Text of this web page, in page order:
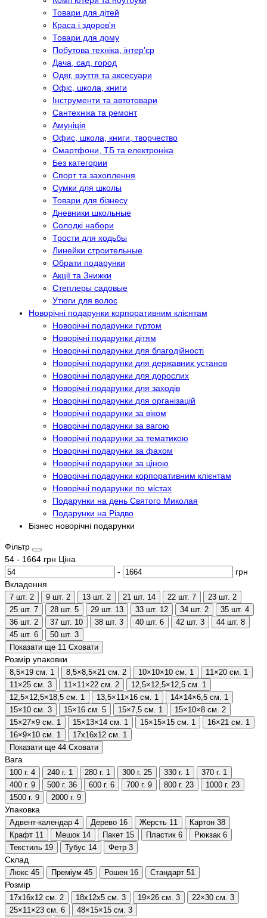
Товари для дітей
Краса і здоров'я
Товари для дому
Побутова техніка, інтер'єр
Дача, сад, город
Одяг, взуття та аксесуари
Офіс, школа, книги
Інструменти та автотовари
Сантехніка та ремонт
Амуніція
Офис, школа, книги, творчество
Смартфони, ТБ та електроніка
Без категории
Спорт та захоплення
Сумки для школы
Товари для бізнесу
Дневники школьные
Солодкі набори
Трости для ходьбы
Линейки строительные
Обрати подарунки
Акції та Знижки
Степлеры садовые
Утюги для волос
Новорічні подарунки корпоративним клієнтам
Новорічні подарунки гуртом
Новорічні подарунки дітям
Новорічні подарунки для благодійності
Новорічні подарунки для державних установ
Новорічні подарунки для дорослих
Новорічні подарунки для заходів
Новорічні подарунки для організацій
Новорічні подарунки за віком
Новорічні подарунки за вагою
Новорічні подарунки за тематикою
Новорічні подарунки за фахом
Новорічні подарунки за ціною
Новорічні подарунки корпоративним клієнтам
Новорічні подарунки по містах
Подарунки на день Святого Миколая
Подарунки на Різдво
Бізнес новорічні подарунки
Фільтр
54 - 1664 грн Ціна
-
грн
Вкладення
7 шт. 2 9 шт. 2 13 шт. 2 21 шт. 14 22 шт. 7 23 шт. 2
25 шт. 7 28 шт. 5 29 шт. 13 33 шт. 12 34 шт. 2 35 шт. 4
36 шт. 2 37 шт. 10 38 шт. 3 40 шт. 6 42 шт. 3 44 шт. 8
45 шт. 6 50 шт. 3
Показати ще 11 Сховати
Розмір упаковки
8,5×19 см. 1 8,5×8,5×21 см. 2 10×10×10 см. 1 11×20 см. 1
11×25 см. 3 11×11×22 см. 2 12,5×12,5×12,5 см. 1
12,5×12,5×18,5 см. 1 13,5×11×16 см. 1 14×14×6,5 см. 1
15×10 см. 3 15×16 см. 5 15×7,5 см. 1 15×10×8 см. 2
15×27×9 см. 1 15×13×14 см. 1 15×15×15 см. 1 16×21 см. 1
16×9×10 см. 1 17х16х12 см. 1
Показати ще 44 Сховати
Вага
100 г. 4 240 г. 1 280 г. 1 300 г. 25 330 г. 1 370 г. 1
400 г. 9 500 г. 36 600 г. 6 700 г. 9 800 г. 23 1000 г. 23
1500 г. 9 2000 г. 9
Упаковка
Адвент-календар 4 Дерево 16 Жерсть 11 Картон 38
Крафт 11 Мешок 14 Пакет 15 Пластик 6 Рюкзак 6
Текстиль 19 Тубус 14 Фетр 3
Склад
Люкс 45 Преміум 45 Рошен 16 Стандарт 51
Розмір
17х16х12 см. 2 18х12х5 см. 3 19×26 см. 3 22×30 см. 3
25×11×23 см. 6 48×15×15 см. 3